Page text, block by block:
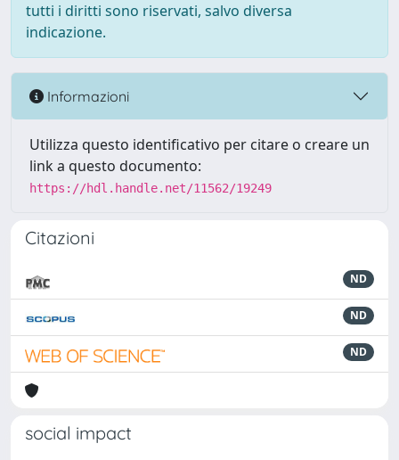
tutti i diritti sono riservati, salvo diversa
indicazione.
Informazioni
Utilizza questo identificativo per citare o creare un
link a questo documento:
https://hdl.handle.net/11562/19249
Citazioni
ND
ND
ND
social impact